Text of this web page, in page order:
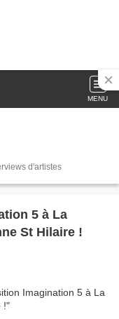
MENU
d'artistes
5 à La
St Hilaire !